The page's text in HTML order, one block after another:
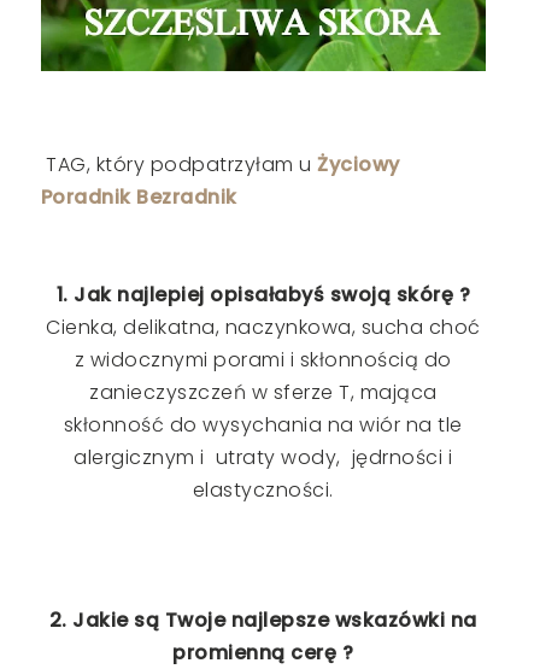
TAG, który podpatrzyłam uŻyciowy
Poradnik Bezradnik
1. Jak najlepiej opisałabyś swoją skórę ?
Cienka, delikatna, naczynkowa, sucha choć
z widocznymi porami i skłonnością do
zanieczyszczeń w sferze T, mająca
skłonność do wysychania na wiór na tle
alergicznym i utraty wody, jędrności i
elastyczności.
2. Jakie są Twoje najlepsze wskazówki na
promienną cerę ?